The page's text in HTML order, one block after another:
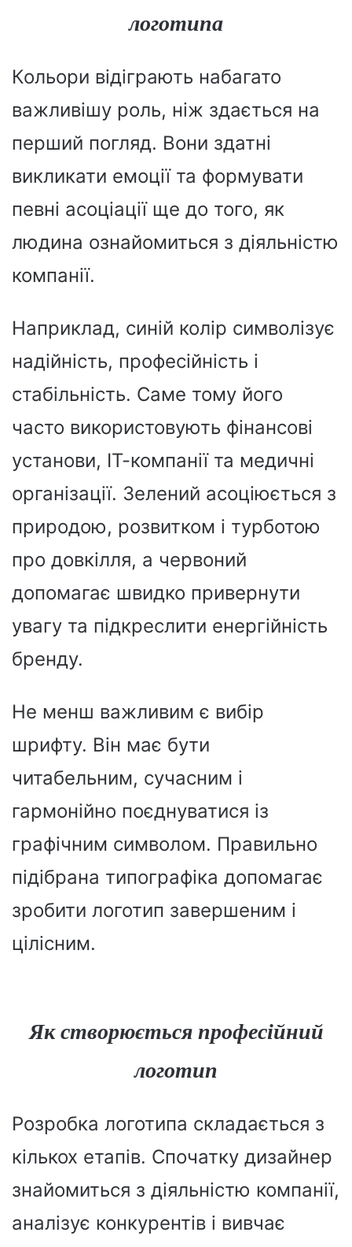
логотипа
Кольори відіграють набагато
важливішу роль, ніж здається на
перший погляд. Вони здатні
викликати емоції та формувати
певні асоціації ще до того, як
людина ознайомиться з діяльністю
компанії.
Наприклад, синій колір символізує
надійність, професійність і
стабільність. Саме тому його
часто використовують фінансові
установи, ІТ-компанії та медичні
організації. Зелений асоціюється з
природою, розвитком і турботою
про довкілля, а червоний
допомагає швидко привернути
увагу та підкреслити енергійність
бренду.
Не менш важливим є вибір
шрифту. Він має бути
читабельним, сучасним і
гармонійно поєднуватися із
графічним символом. Правильно
підібрана типографіка допомагає
зробити логотип завершеним і
цілісним.
Як створюється професійний
логотип
Розробка логотипа складається з
кількох етапів. Спочатку дизайнер
знайомиться з діяльністю компанії,
аналізує конкурентів і вивчає